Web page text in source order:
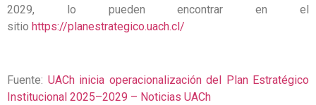
2029, lo pueden encontrar en el
sitio https://planestrategico.uach.cl/
Fuente: UACh inicia operacionalización del Plan Estratégico
Institucional 2025–2029 – Noticias UACh